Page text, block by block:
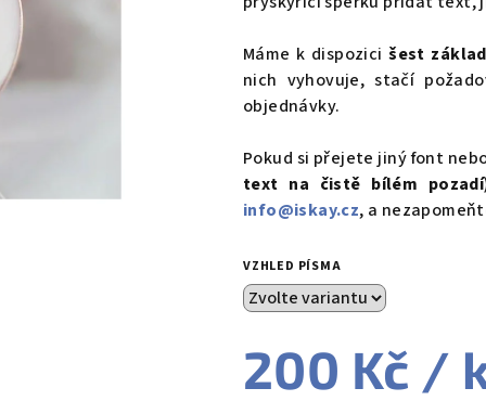
hvězdiček.
Máme k dispozicišest
nich vyhovuje, stačí
objednávky.
Pokud si přejete jiný font
text na čistě bílém pozadí
info@iskay.cz, a
VZHLED PÍSMA
200 Kč /